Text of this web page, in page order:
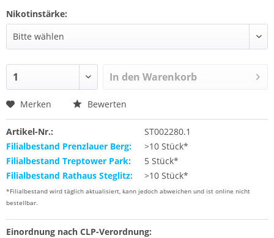
Nikotinstärke:
In den Warenkorb
Merken Bewerten
Artikel-Nr.:
ST002280.1
Filialbestand Prenzlauer Berg:
>10 Stück*
Filialbestand Treptower Park:
5 Stück*
Filialbestand Rathaus Steglitz:
>10 Stück*
*Filialbestand wird täglich aktualisiert, kann jedoch abweichen und ist online nicht
bestellbar.
Einordnung nach CLP-Verordnung: